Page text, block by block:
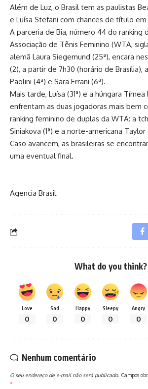
Além de Luz, o Brasil tem as paulistas
e Luísa Stefani com chances de título em
A parceria de Bia, número 44 do ranking
Associação de Tênis Feminino (WTA,
alemã Laura Siegemund (25ª), encara
(2), a partir de 7h30 (horário de Brasília),
Paolini (4ª) e Sara Errani (6ª).
Mais tarde, Luísa (31ª) e a húngara Tímea
enfrentam as duas jogadoras mais bem
ranking feminino de duplas da WTA: a
Siniakova (1ª) e a norte-americana
Caso avancem, as brasileiras se
uma eventual final.
Agencia Brasil
What do you think?
Love
0
Sad
0
Happy
0
Sleepy
0
Angry
0
Nenhum comentário
O seu endereço de e-mail não será publicado. Campos
*